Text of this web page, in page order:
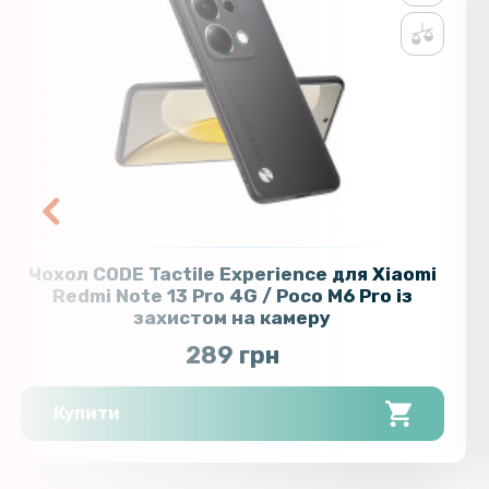
Чохол CODE Tactile Experience для Xiaomi
Redmi Note 13 Pro 4G / Poco M6 Pro із
захистом на камеру
289 грн
Купити